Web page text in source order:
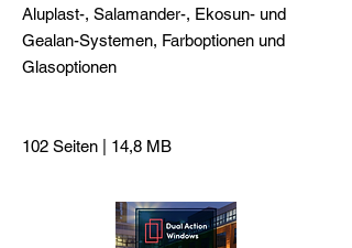
Aluplast-, Salamander-, Ekosun- und
Gealan-Systemen, Farboptionen und
Glasoptionen
102 Seiten | 14,8 MB